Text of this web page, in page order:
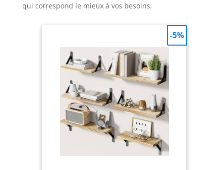
qui correspond le mieux à vos besoins.
-5%